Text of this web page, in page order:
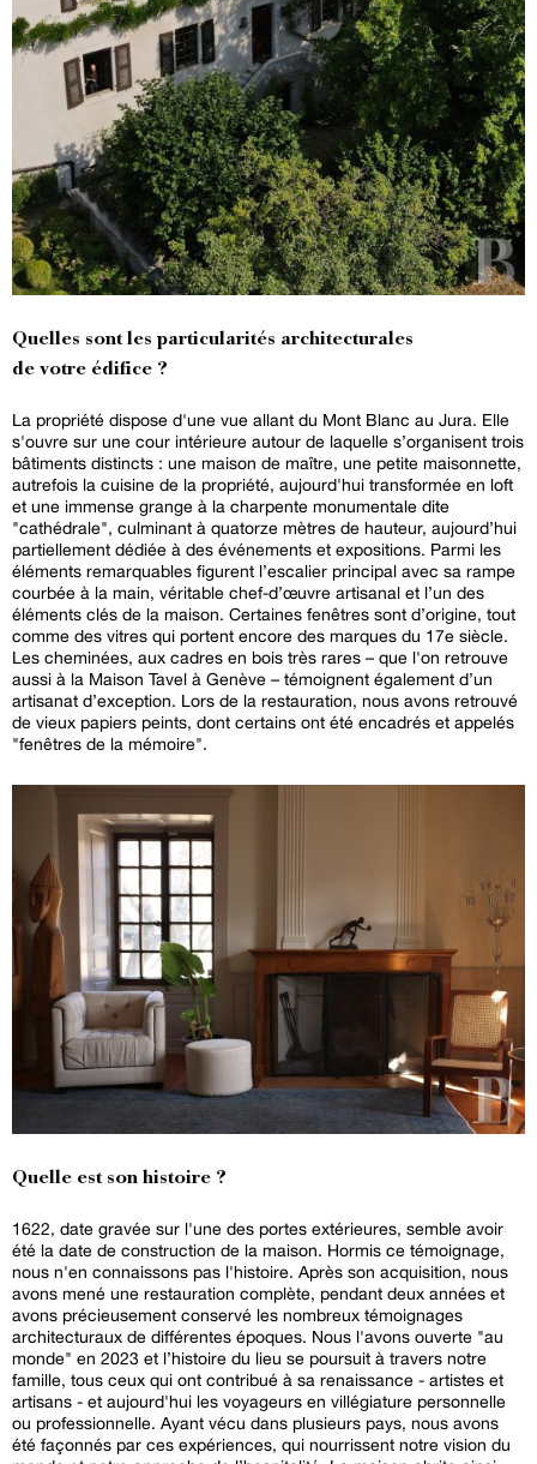
Quelles sont les particularités architecturales
de votre édifice ?
La propriété dispose d'une vue allant du Mont Blanc au Jura. Elle
s'ouvre sur une cour intérieure autour de laquelle s’organisent trois
bâtiments distincts : une maison de maître, une petite maisonnette,
autrefois la cuisine de la propriété, aujourd'hui transformée en loft
et une immense grange à la charpente monumentale dite
"cathédrale", culminant à quatorze mètres de hauteur, aujourd’hui
partiellement dédiée à des événements et expositions. Parmi les
éléments remarquables figurent l’escalier principal avec sa rampe
courbée à la main, véritable chef-d’œuvre artisanal et l’un des
éléments clés de la maison. Certaines fenêtres sont d’origine, tout
comme des vitres qui portent encore des marques du 17e siècle.
Les cheminées, aux cadres en bois très rares – que l'on retrouve
aussi à la Maison Tavel à Genève – témoignent également d’un
artisanat d’exception. Lors de la restauration, nous avons retrouvé
de vieux papiers peints, dont certains ont été encadrés et appelés
"fenêtres de la mémoire".
Quelle est son histoire ?
1622, date gravée sur l'une des portes extérieures, semble avoir
été la date de construction de la maison. Hormis ce témoignage,
nous n'en connaissons pas l'histoire. Après son acquisition, nous
avons mené une restauration complète, pendant deux années et
avons précieusement conservé les nombreux témoignages
architecturaux de différentes époques. Nous l'avons ouverte "au
monde" en 2023 et l’histoire du lieu se poursuit à travers notre
famille, tous ceux qui ont contribué à sa renaissance - artistes et
artisans - et aujourd'hui les voyageurs en villégiature personnelle
ou professionnelle. Ayant vécu dans plusieurs pays, nous avons
été façonnés par ces expériences, qui nourrissent notre vision du